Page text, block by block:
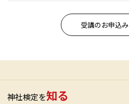
受講のお申込み
神社検定を知る